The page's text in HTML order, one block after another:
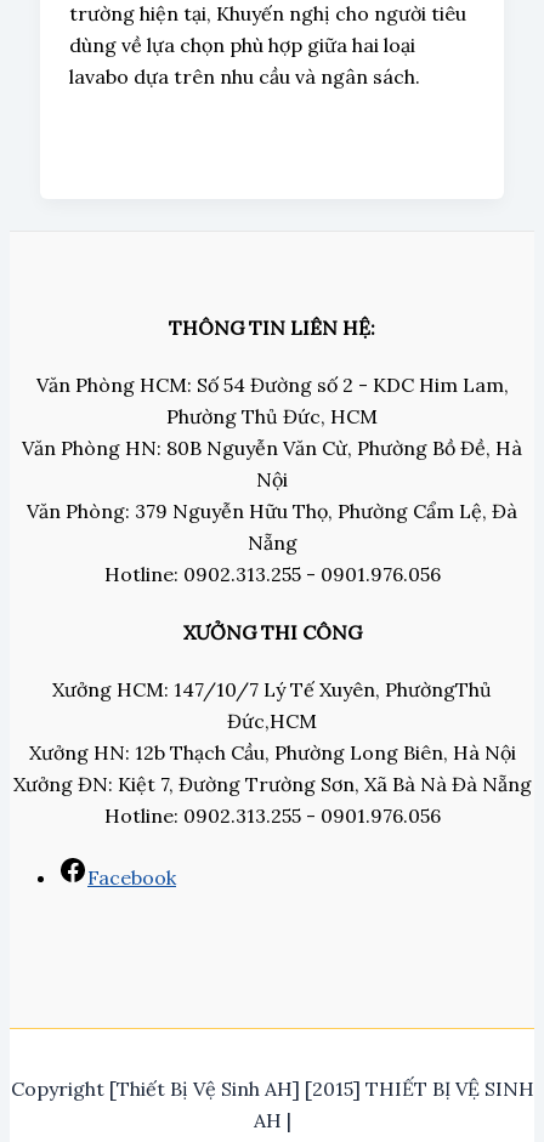
trường hiện tại, Khuyến nghị cho người tiêu
dùng về lựa chọn phù hợp giữa hai loại
lavabo dựa trên nhu cầu và ngân sách.
THÔNG TIN LIÊN HỆ:
Văn Phòng HCM: Số 54 Đường số 2 - KDC Him Lam,
Phường Thủ Đức, HCM
Văn Phòng HN: 80B Nguyễn Văn Cừ, Phường Bồ Đề, Hà
Nội
Văn Phòng: 379 Nguyễn Hữu Thọ, Phường Cẩm Lệ, Đà
Nẵng
Hotline: 0902.313.255 - 0901.976.056
XƯỞNG THI CÔNG
Xưởng HCM: 147/10/7 Lý Tế Xuyên, PhườngThủ
Đức,HCM
Xưởng HN: 12b Thạch Cầu, Phường Long Biên, Hà Nội
Xưởng ĐN: Kiệt 7, Đường Trường Sơn, Xã Bà Nà Đà Nẵng
Hotline: 0902.313.255 - 0901.976.056
Facebook
Copyright [Thiết Bị Vệ Sinh AH] [2015] THIẾT BỊ VỆ SINH
AH |